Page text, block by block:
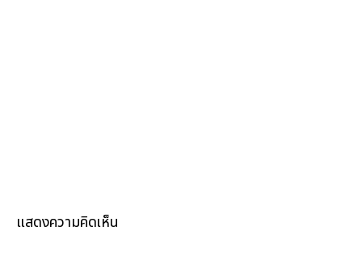
แสดงความคิดเห็น